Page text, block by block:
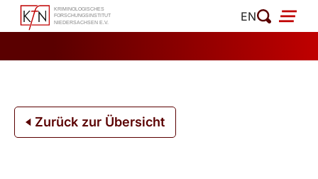
Zum
Inhalt
EN
Zurück zur Übersicht